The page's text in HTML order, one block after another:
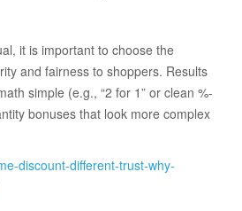
it is important to choose the
and fairness to shoppers. Results
simple (e.g., “2 for 1” or clean %-
bonuses that look more complex
discount-different-trust-why-